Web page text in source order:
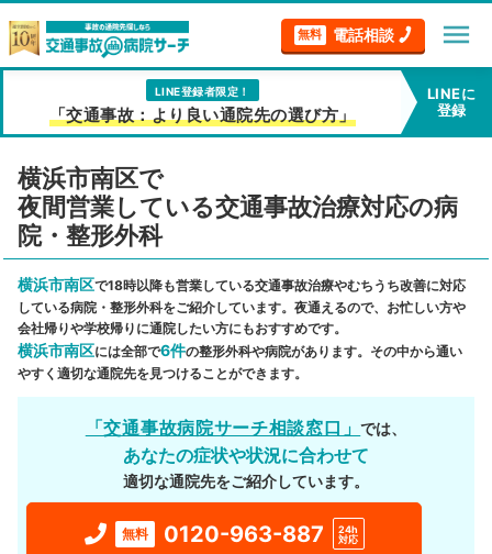
無料 電話相談 menu
LINE登録者限定！
「交通事故：より良い通院先の選び方」
LINEに
登録
横浜市南区で
夜間営業している交通事故治療対応の病
院・整形外科
横浜市南区で18時以降も営業している交通事故治療やむちうち改善に対応
している病院・整形外科をご紹介しています。夜通えるので、お忙しい方や
会社帰りや学校帰りに通院したい方にもおすすめです。
横浜市南区には全部で6件の整形外科や病院があります。その中から通い
やすく適切な通院先を見つけることができます。
「交通事故病院サーチ相談窓口」では、
あなたの症状や状況に合わせて
適切な通院先をご紹介しています。
無料 0120-963-887
24h
対応